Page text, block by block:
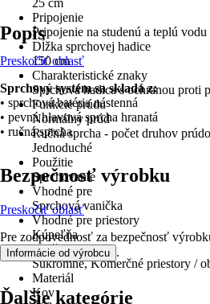
25 cm
Pripojenie
Pripojenie na studenú a teplú vodu
Dĺžka sprchovej hadice
150 cm
Charakteristické znaky
Sprchová hadica s ochranou proti
Funkcie prúdu
Normálny prúd
Ručná sprcha - počet druhov
Jednoduché
Použitie
Sprchovanie
Vhodné pre
Sprchová vanička
Vhodné pre priestory
Kúpeľňa
Použitie
Súkromné, Komerčné priestory /
Materiál
Kov
Popis
Preskočiť oblasť
Sprchový systém sa skladá z:
• sprchová batéria nástenná
• pevná hlavová sprcha hranatá
• ručná sprcha
Bezpečnosť výrobku
Preskočiť oblasť
Pre zodpovednosť za bezpečnosť
Informácie od výrobcu .
Ďalšie kategórie